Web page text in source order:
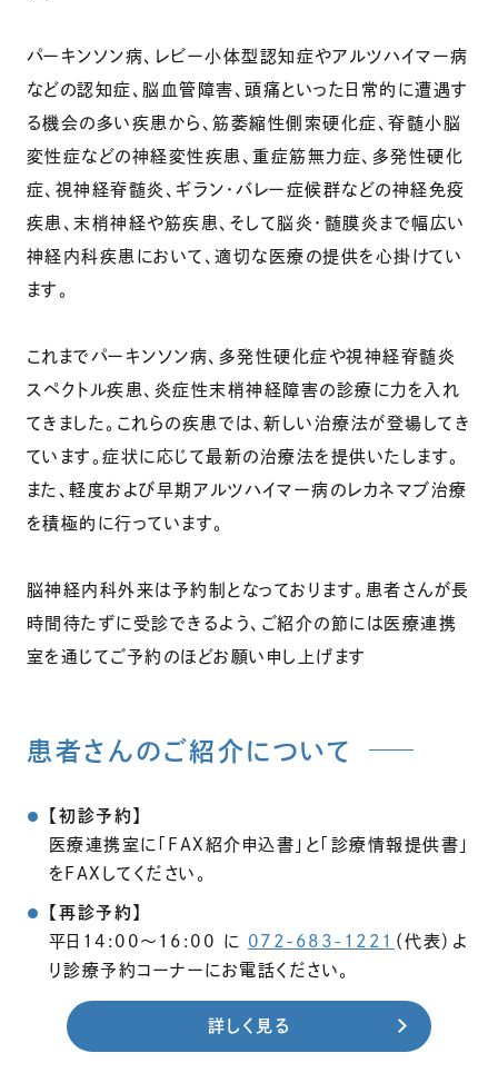
パーキンソン病、レビー小体型認知症やアルツハイマー病
などの認知症、脳血管障害、頭痛といった日常的に遭遇す
る機会の多い疾患から、筋萎縮性側索硬化症、脊髄小脳
変性症などの神経変性疾患、重症筋無力症、多発性硬化
症、視神経脊髄炎、ギラン・バレー症候群などの神経免疫
疾患、末梢神経や筋疾患、そして脳炎・髄膜炎まで幅広い
神経内科疾患において、適切な医療の提供を心掛けてい
ます。
これまでパーキンソン病、多発性硬化症や視神経脊髄炎
スペクトル疾患、炎症性末梢神経障害の診療に力を入れ
てきました。これらの疾患では、新しい治療法が登場してき
ています。症状に応じて最新の治療法を提供いたします。
また、軽度および早期アルツハイマー病のレカネマブ治療
を積極的に行っています。
脳神経内科外来は予約制となっております。患者さんが長
時間待たずに受診できるよう、ご紹介の節には医療連携
室を通じてご予約のほどお願い申し上げます
患者さんのご紹介について
【初診予約】
医療連携室に「FAX紹介申込書」と「診療情報提供書」
をFAXしてください。
【再診予約】
平日14:00〜16:00 に 072-683-1221 （代表）よ
り診療予約コーナーにお電話ください。
詳しく見る